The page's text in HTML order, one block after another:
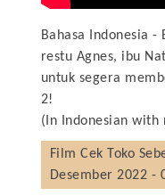
Bahasa Indonesia -
restu Agnes, ibu
untuk segera
2!
(In Indonesian with
Film Cek Toko
Desember 2022 -